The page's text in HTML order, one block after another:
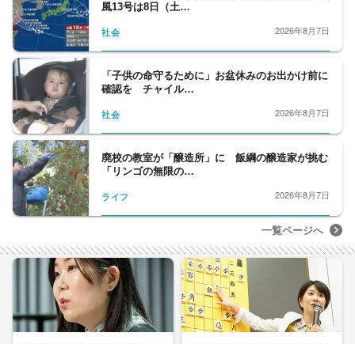
風13号は8日（土…
社会 2026年8月7日
「子供の命守るために」お盆休みのお出かけ前に
確認を チャイル…
社会 2026年8月7日
廃校の教室が「醸造所」に 飯綱の醸造家が挑む
「リンゴの無限の…
ライフ 2026年8月7日
一覧ページへ